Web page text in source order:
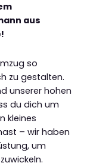
aus
so
zu gestalten.
unserer hohen
du dich um
kleines
– wir haben
um